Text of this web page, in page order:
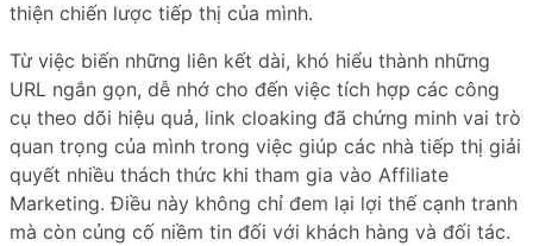
thiện chiến lược tiếp thị của mình.
Từ việc biến những liên kết dài, khó hiểu thành những
URL ngắn gọn, dễ nhớ cho đến việc tích hợp các công
cụ theo dõi hiệu quả, link cloaking đã chứng minh vai trò
quan trọng của mình trong việc giúp các nhà tiếp thị giải
quyết nhiều thách thức khi tham gia vào Affiliate
Marketing. Điều này không chỉ đem lại lợi thế cạnh tranh
mà còn củng cố niềm tin đối với khách hàng và đối tác.